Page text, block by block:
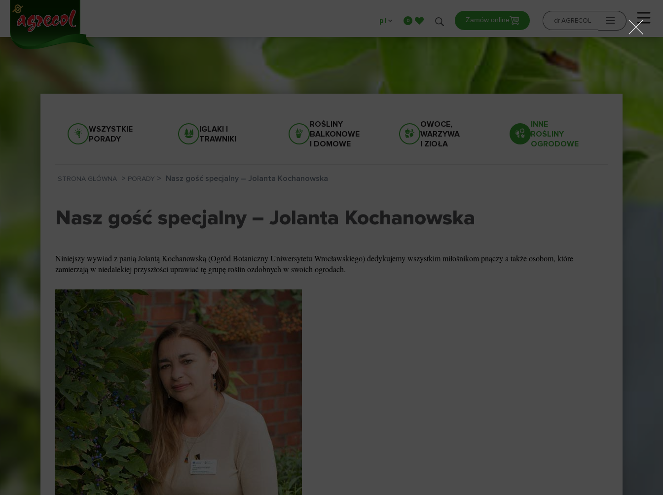
pl 0 Zamów online dr AGRECOL
WSZYSTKIE
PORADY
IGLAKI I
TRAWNIKI
ROŚLINY
BALKONOWE
I DOMOWE
OWOCE,
WARZYWA
I ZIOŁA
INNE
ROŚLINY
OGRODOWE
STRONA GŁÓWNA > PORADY > Nasz gość specjalny – Jolanta Kochanowska
Nasz gość specjalny – Jolanta Kochanowska
Niniejszy wywiad z panią Jolantą Kochanowską (Ogród Botaniczny Uniwersytetu Wrocławskiego) dedykujemy wszystkim miłośnikom pnączy a także osobom, które
zamierzają w niedalekiej przyszłości uprawiać tę grupę roślin ozdobnych w swoich ogrodach.